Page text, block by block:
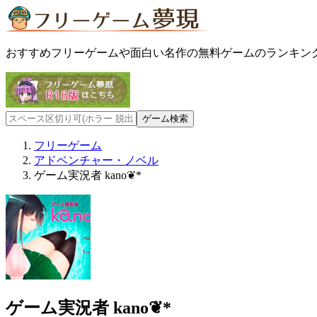
おすすめフリーゲームや面白い名作の無料ゲームのランキン
フリーゲーム
アドベンチャー・ノベル
ゲーム実況者 kano❦*
ゲーム実況者 kano❦*